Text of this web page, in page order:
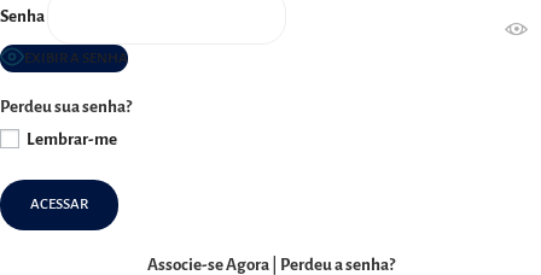
Senha
EXIBIR A SENHA
Perdeu sua senha?
Lembrar-me
Associe-se Agora| Perdeu a senha?